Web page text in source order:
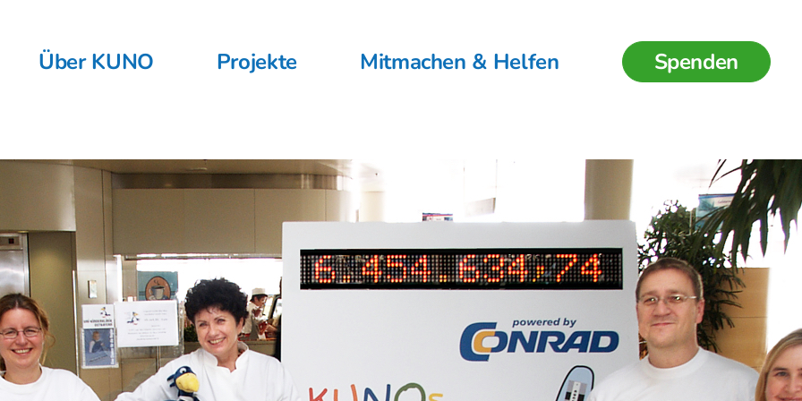
Über KUNO Projekte Mitmachen & Helfen Spenden